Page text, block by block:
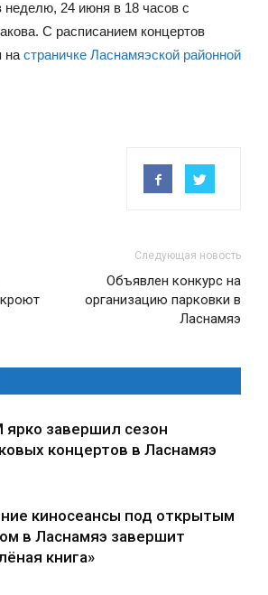
неделю, 24 июня в 18 часов с
С расписанием концертов
на страничке Ласнамяэской районной
Следующая новость
Объявлен конкурс на
организацию парковки в
Ласнамяэ
ярко завершил сезон
концертов в Ласнамяэ
киносеансы под открытым
в Ласнамяэ завершит
книга»